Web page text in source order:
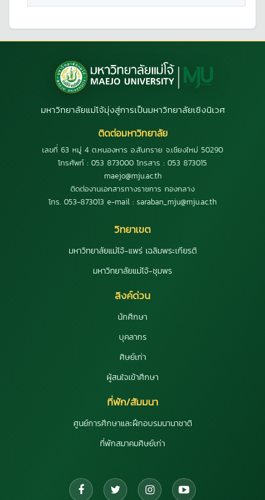
มหาวิทยาลัยแม่โจ้มุ่งสู่การเป็นมหาวิทยาลัยเชิงนิเวศ
ติดต่อมหาวิทยาลัย
เลขที่ 63 หมู่ 4 ต.หนองหาร อ.สันทราย จ.เชียงใหม่ 50290
โทรศัพท์ : 053 873000 โทรสาร : 053 873015
maejo@mju.ac.th
ติดต่องานเอกสารทางราชการ กองกลาง
โทร. 053-873013 e-mail : saraban_mju@mju.ac.th
วิทยาเขต
มหาวิทยาลัยแม่โจ้-แพร่ เฉลิมพระเกียรติ
มหาวิทยาลัยแม่โจ้-ชุมพร
ลิงค์ด่วน
นักศึกษา
บุคลากร
ศิษย์เก่า
ผู้สนใจเข้าศึกษา
ที่พัก/สัมมนา
ศูนย์การศึกษาและฝึกอบรมนานาชาติ
ที่พักสมาคมศิษย์เก่า